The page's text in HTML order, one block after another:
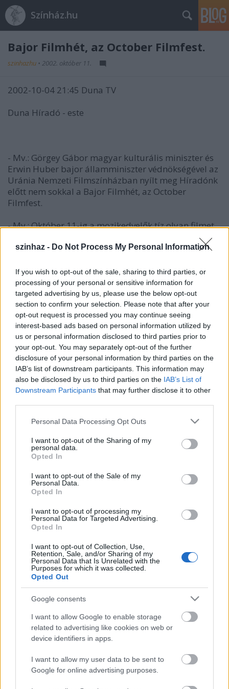
szinhaz - Do Not Process My Personal Information
If you wish to opt-out of the sale, sharing to third parties, or
processing of your personal or sensitive information for
targeted advertising by us, please use the below opt-out
section to confirm your selection. Please note that after your
opt-out request is processed you may continue seeing
interest-based ads based on personal information utilized by
us or personal information disclosed to third parties prior to
your opt-out. You may separately opt-out of the further
disclosure of your personal information by third parties on the
IAB’s list of downstream participants. This information may
also be disclosed by us to third parties on the IAB’s List of
Downstream Participants that may further disclose it to other
Please note that this website/app uses one or more Google
not limited to your visit or usage behaviour. You may click to
grant or deny consent to Google and its third-party tags to
use your data for below specified purposes in below Google
consent section.
Personal Data Processing Opt Outs
I want to opt-out of the Sharing of my
personal data.
Opted In
I want to opt-out of the Sale of my
Personal Data.
Opted In
I want to opt-out of processing my
Personal Data for Targeted Advertising.
Opted In
I want to opt-out of Collection, Use,
Retention, Sale, and/or Sharing of my
Personal Data that Is Unrelated with the
Purposes for which it was collected.
Opted Out
Google consents
I want to allow Google to enable storage
related to advertising like cookies on web or
device identifiers in apps.
I want to allow my user data to be sent to
Google for online advertising purposes.
Színház.hu
Bajor Filmhét, az October Filmfest.
szinhazhu • 2002. október 11.
2002-10-04 21:45 Duna TV
Duna Híradó - este
- Mv.: Görgey Gábor magyar kulturális miniszter és
Erwin Huber bajor államminiszter védnökségével az
Uránia Nemzeti Filmszínházban nyílt meg Híradónk
előtt nem sokkal a Bajor Filmhét, az October
Filmfest.
- Mv.: Október 11-ig a mozikedvelők tíz olyan filmet
Magyarországon.
- R.: Wilfried Gruber, Németország budapesti
nagykövete ünnepi köszöntőjében a filmvilág igazi
templomának nevezte az Uránia Nemzeti
Filmszínházat, mondván, hogy ez méltó hely a mai
német film teljes sokszínűségét bemutató fesztivál
megnyitására. A Bajor Film és Televíziós Alapítvány
elnöke, Klaus Schafer úgy vélekedett, sokkal jobban
kellene Európában törekednünk arra, hogy
megismerjük egymás alkotásait. Szerinte a bajor
filmhét a hagyományosan jó kapcsolatoknak
köszönhetően ehhez nagy mértékben hozzájárul
majd. Kocsi László, a Nemzeti Kulturális Örökség
Minisztériumának államtitkára az elmondottakhoz
kapcsolódva hangsúlyozta, a magyar művészek is
sokat tehetnek azért, hogy az Európai Unió
megismerje és elfogadja Magyarországot. A
megnyitót követően Carolin Linke többszörösen
kitüntetett Hontalanul Afrikában című filmjét
vetítették, amely egy irodalmi alkotás művészi
feldolgozűsa és kasszasiker is lett Németországban,
ahol 1 millió 200 ezren nézték meg a mozikban. Az
elkövetkező hét alatt egyébként további kitűnő
játékfilm válogatást kínálnak a mozikedvelőknek. A
tíz alkotást az Örökmozgó Filmszínházban vetítik.
Ajánlott bejegyzések:
Rögtön dupla premierrel kezdi az új
évadot a Radnóti